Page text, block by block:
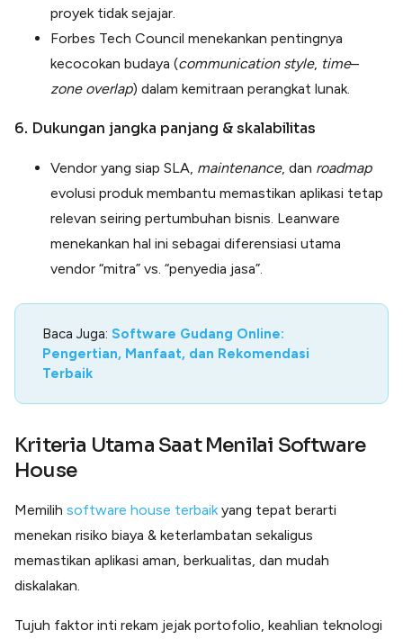
proyek tidak sejajar.
Forbes Tech Council menekankan pentingnya
kecocokan budaya (communication style, time–
zone overlap) dalam kemitraan perangkat lunak.
6. Dukungan jangka panjang & skalabilitas
Vendor yang siap SLA, maintenance, dan roadmap
evolusi produk membantu memastikan aplikasi tetap
relevan seiring pertumbuhan bisnis. Leanware
menekankan hal ini sebagai diferensiasi utama
vendor “mitra” vs. “penyedia jasa”.
Baca Juga: Software Gudang Online:
Pengertian, Manfaat, dan Rekomendasi
Terbaik
Kriteria Utama Saat Menilai Software
House
Memilih software house terbaikyang tepat berarti
menekan risiko biaya & keterlambatan sekaligus
memastikan aplikasi aman, berkualitas, dan mudah
diskalakan.
Tujuh faktor inti rekam jejak portofolio, keahlian teknologi